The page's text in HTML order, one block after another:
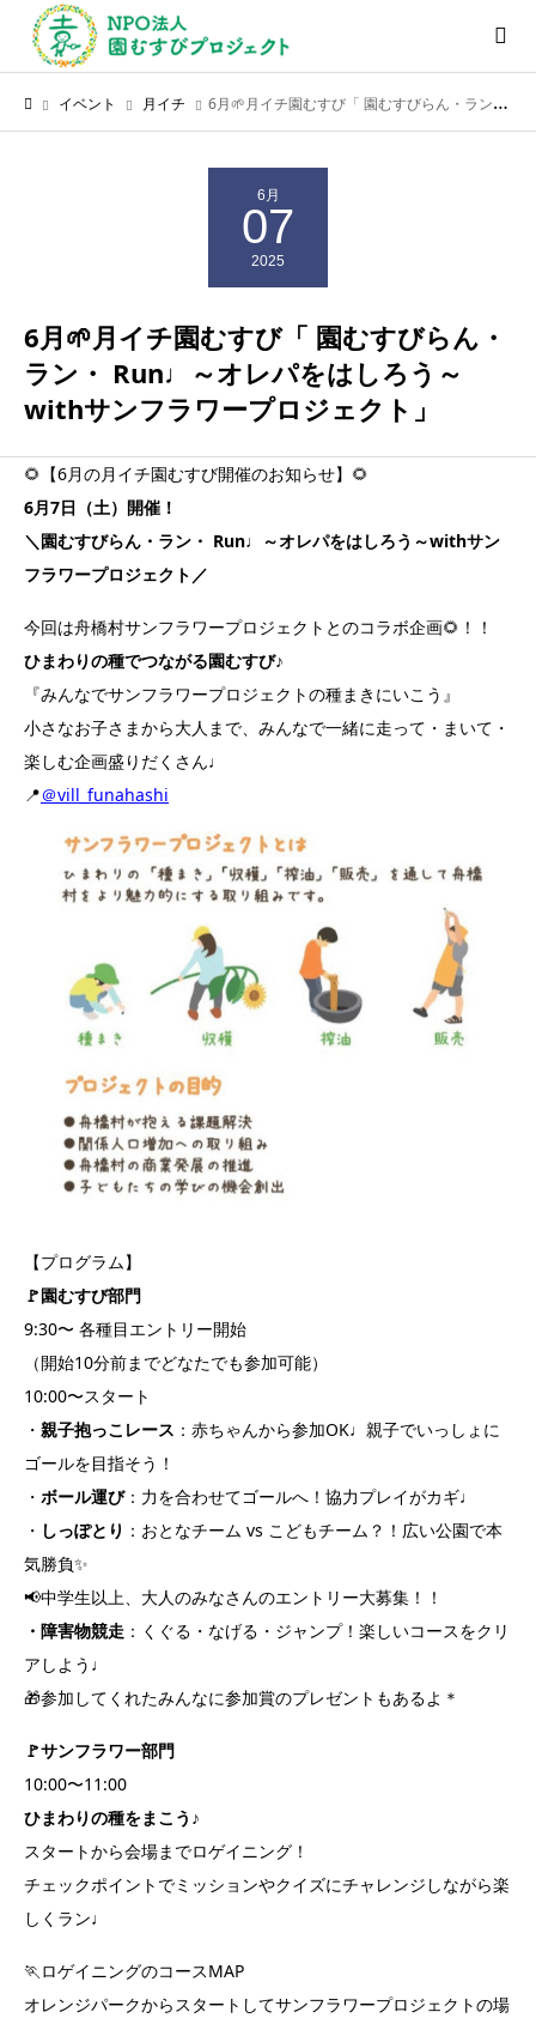
イベント 月イチ 6月🌱月イチ園むすび「 園むすびらん・ラン・ Run♩～オレパをはしろう～withサンフラワープロジェクト」
6月
07
2025
6月🌱月イチ園むすび「 園むすびらん・
ラン・ Run♩～オレパをはしろう～
withサンフラワープロジェクト」
🌻【6月の月イチ園むすび開催のお知らせ】🌻
6月7日（土）開催！
＼園むすびらん・ラン・ Run♩～オレパをはしろう～withサン
フラワープロジェクト／
今回は舟橋村サンフラワープロジェクトとのコラボ企画🌻！！
ひまわりの種でつながる園むすび♪
『みんなでサンフラワープロジェクトの種まきにいこう』
小さなお子さまから大人まで、みんなで一緒に走って・まいて・
楽しむ企画盛りだくさん♩
📍＠vill_funahashi
【プログラム】
🚩園むすび部門
9:30〜 各種目エントリー開始
（開始10分前までどなたでも参加可能）
10:00〜スタート
・ 親子抱っこレース ：赤ちゃんから参加OK♩親子でいっしょに
ゴールを目指そう！
・ ボール運び：力を合わせてゴールへ！協力プレイがカギ♩
・ しっぽとり ：おとなチーム vs こどもチーム？！広い公園で本
気勝負✨
📢中学生以上、大人のみなさんのエントリー大募集！！
・障害物競走 ：くぐる・なげる・ジャンプ！楽しいコースをクリ
アしよう♩
🎁参加してくれたみんなに参加賞のプレゼントもあるよ＊
🚩サンフラワー部門
10:00〜11:00
ひまわりの種をまこう♪
スタートから会場までロゲイニング！
チェックポイントでミッションやクイズにチャレンジしながら楽
しくラン♩
🏃ロゲイニングのコースMAP
オレンジパークからスタートしてサンフラワープロジェクトの場